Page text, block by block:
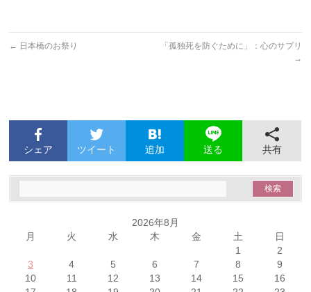
← 日本橋のお祭り
「孤独死を防ぐために」：心のサプリ
→
シェア ツイート 追加 送る 共有
2026年8月
月
火 水 木 金 土 日
1
2
3
4 5 6 7 8
9
10
11 12 13 14 15
16